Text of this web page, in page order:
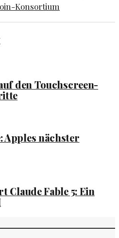
Konsortium
den Touchscreen-
Apples nächster
Fable 5: Ein